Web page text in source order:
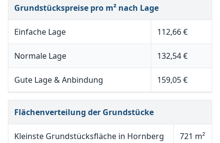
Grundstückspreise pro m² nach Lage
Einfache Lage 112,66 €
Normale Lage 132,54 €
Gute Lage & Anbindung 159,05 €
Flächenverteilung der Grundstücke
Kleinste Grundstücksfläche in Hornberg 721 m²